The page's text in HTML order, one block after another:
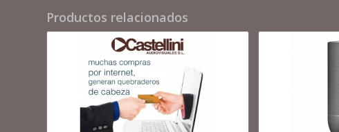
Productos relacionados